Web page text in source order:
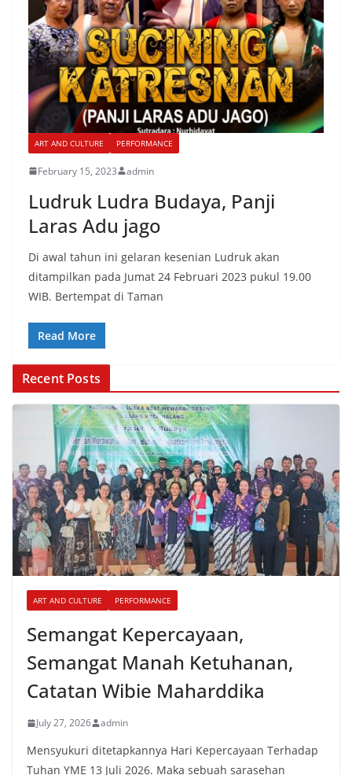
ART AND CULTURE PERFORMANCE
February 15, 2023 admin
Ludruk Ludra Budaya, Panji
Laras Adu jago
Di awal tahun ini gelaran kesenian Ludruk akan
ditampilkan pada Jumat 24 Februari 2023 pukul 19.00
WIB. Bertempat di Taman
Read More
Recent Posts
ART AND CULTURE PERFORMANCE
Semangat Kepercayaan,
Semangat Manah Ketuhanan,
Catatan Wibie Maharddika
July 27, 2026 admin
Mensyukuri ditetapkannya Hari Kepercayaan Terhadap
Tuhan YME 13 Juli 2026. Maka sebuah sarasehan